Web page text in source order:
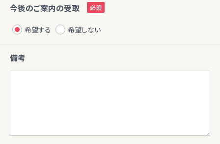
今後のご案内の受取
希望する 希望しない
備考